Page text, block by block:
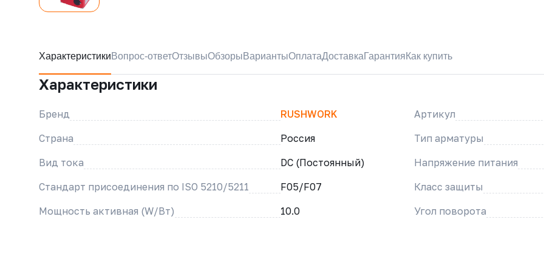
Характеристики Вопрос-ответОтзывыОбзоры ВариантыОплатаДоставка Гарантия Как купить
Характеристики
Бренд RUSHWORK
Артикул
Страна
Россия
Тип арматуры
Вид тока
DC (Постоянный)
Напряжение питания
Стандарт присоединения по ISO 5210/5211
F05/F07
Класс защиты
Мощность активная (W/Вт)
10.0 Угол поворота